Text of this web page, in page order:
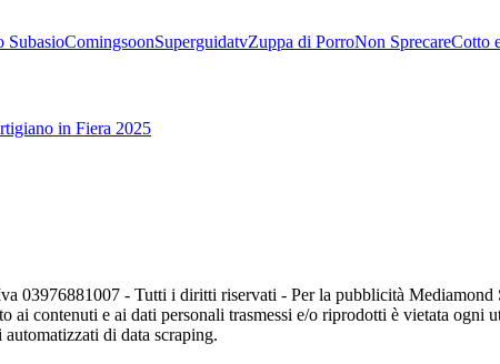
SubasioComingsoonSuperguidatvZuppa di PorroNon SprecareCotto
in Fiera 2025
03976881007 - Tutti i diritti riservati - Per la pubblicità
ai contenuti e ai dati personali trasmessi e/o riprodotti è vietata ogni
di data scraping.